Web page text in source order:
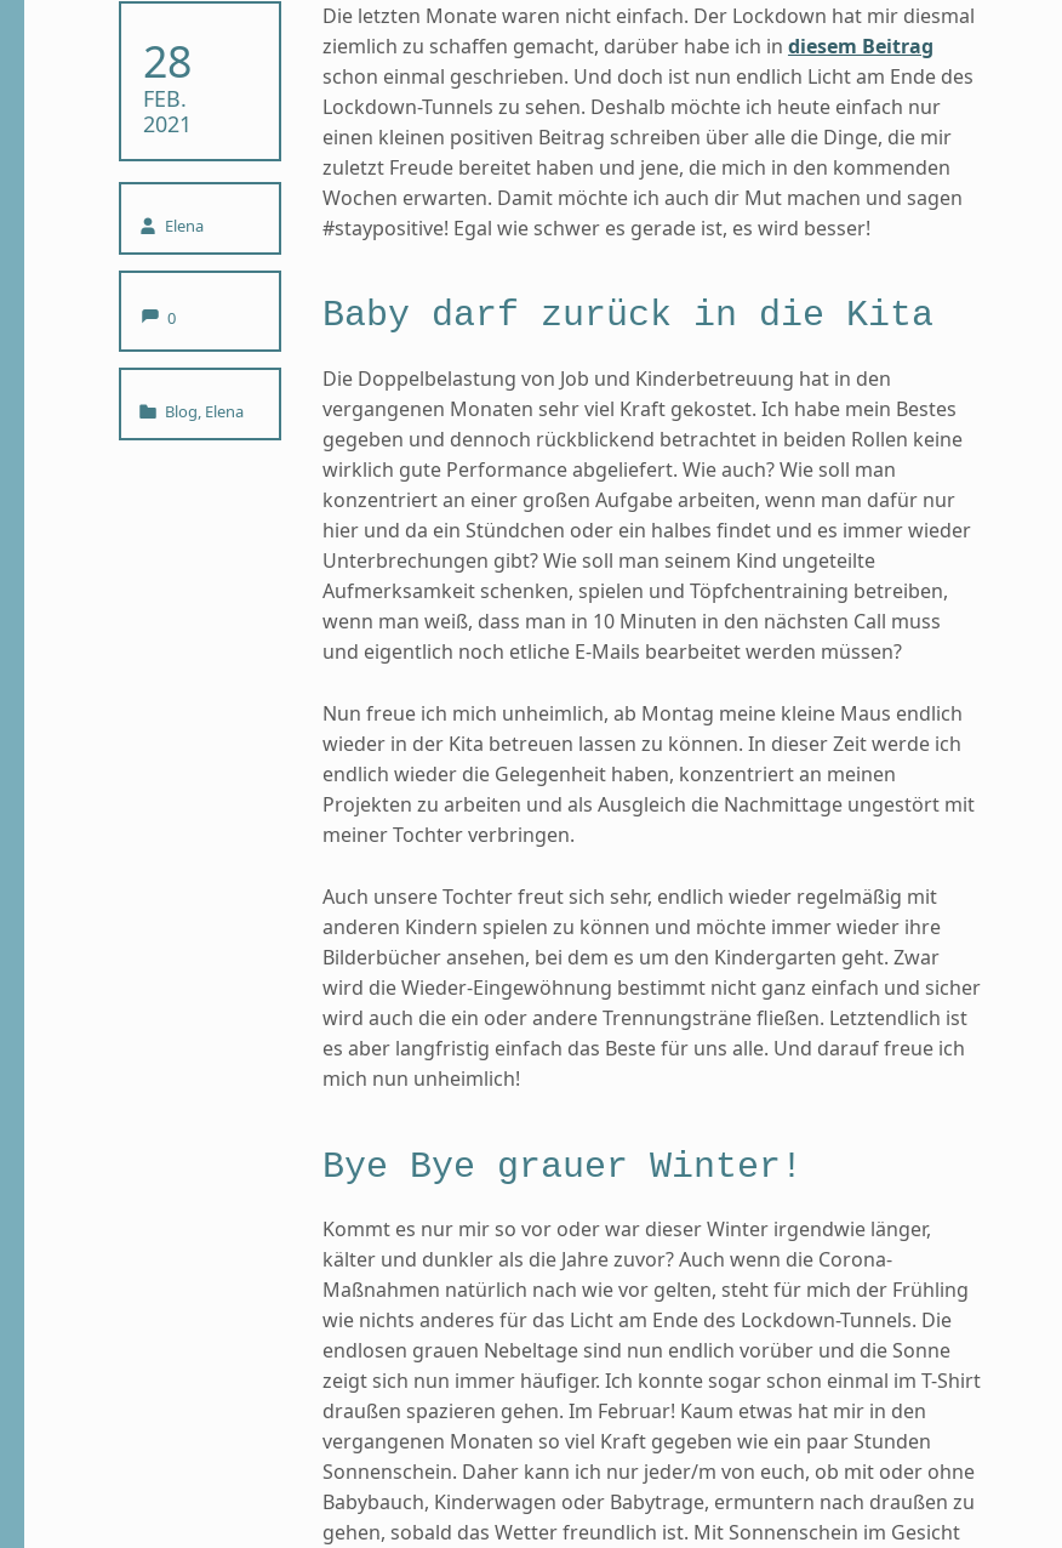
28
FEB.
2021
Written by:
Elena
0
Categorized in:
Blog, Elena
Die letzten Monate waren nicht einfach. Der Lockdown hat mir diesmal
ziemlich zu schaffen gemacht, darüber habe ich in diesem Beitrag
schon einmal geschrieben. Und doch ist nun endlich Licht am Ende des
Lockdown-Tunnels zu sehen. Deshalb möchte ich heute einfach nur
einen kleinen positiven Beitrag schreiben über alle die Dinge, die mir
zuletzt Freude bereitet haben und jene, die mich in den kommenden
Wochen erwarten. Damit möchte ich auch dir Mut machen und sagen
#staypositive! Egal wie schwer es gerade ist, es wird besser!
Baby darf zurück in die Kita
Die Doppelbelastung von Job und Kinderbetreuung hat in den
vergangenen Monaten sehr viel Kraft gekostet. Ich habe mein Bestes
gegeben und dennoch rückblickend betrachtet in beiden Rollen keine
wirklich gute Performance abgeliefert. Wie auch? Wie soll man
konzentriert an einer großen Aufgabe arbeiten, wenn man dafür nur
hier und da ein Stündchen oder ein halbes findet und es immer wieder
Unterbrechungen gibt? Wie soll man seinem Kind ungeteilte
Aufmerksamkeit schenken, spielen und Töpfchentraining betreiben,
wenn man weiß, dass man in 10 Minuten in den nächsten Call muss
und eigentlich noch etliche E-Mails bearbeitet werden müssen?
Nun freue ich mich unheimlich, ab Montag meine kleine Maus endlich
wieder in der Kita betreuen lassen zu können. In dieser Zeit werde ich
endlich wieder die Gelegenheit haben, konzentriert an meinen
Projekten zu arbeiten und als Ausgleich die Nachmittage ungestört mit
meiner Tochter verbringen.
Auch unsere Tochter freut sich sehr, endlich wieder regelmäßig mit
anderen Kindern spielen zu können und möchte immer wieder ihre
Bilderbücher ansehen, bei dem es um den Kindergarten geht. Zwar
wird die Wieder-Eingewöhnung bestimmt nicht ganz einfach und sicher
wird auch die ein oder andere Trennungsträne fließen. Letztendlich ist
es aber langfristig einfach das Beste für uns alle. Und darauf freue ich
mich nun unheimlich!
Bye Bye grauer Winter!
Kommt es nur mir so vor oder war dieser Winter irgendwie länger,
kälter und dunkler als die Jahre zuvor? Auch wenn die Corona-
Maßnahmen natürlich nach wie vor gelten, steht für mich der Frühling
wie nichts anderes für das Licht am Ende des Lockdown-Tunnels. Die
endlosen grauen Nebeltage sind nun endlich vorüber und die Sonne
zeigt sich nun immer häufiger. Ich konnte sogar schon einmal im T-Shirt
draußen spazieren gehen. Im Februar! Kaum etwas hat mir in den
vergangenen Monaten so viel Kraft gegeben wie ein paar Stunden
Sonnenschein. Daher kann ich nur jeder/m von euch, ob mit oder ohne
Babybauch, Kinderwagen oder Babytrage, ermuntern nach draußen zu
gehen, sobald das Wetter freundlich ist. Mit Sonnenschein im Gesicht